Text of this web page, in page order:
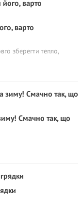
варто
зберегти тепло,
Смачно так, що